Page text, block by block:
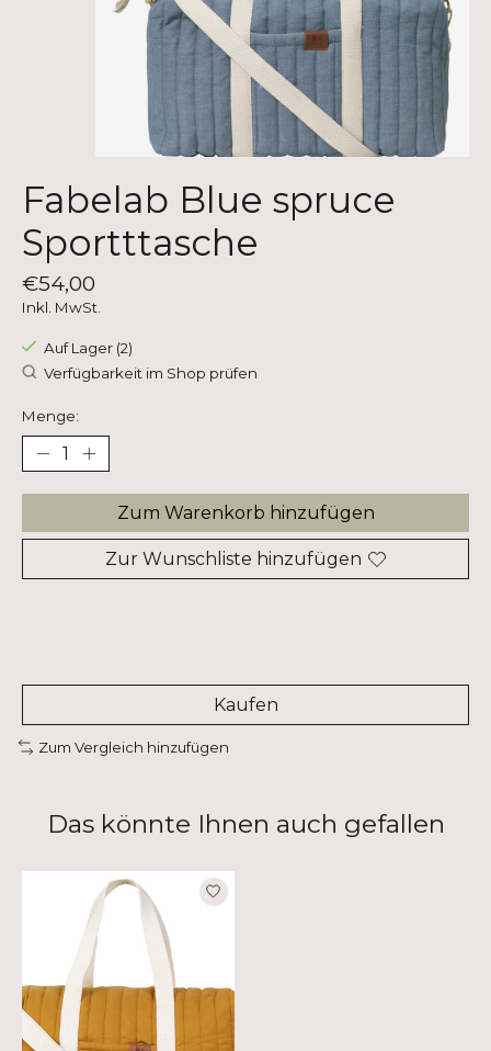
Fabelab Blue spruce
Sportttasche
€54,00
Inkl. MwSt.
Auf Lager (2)
Verfügbarkeit im Shop prüfen
Menge:
Zum Warenkorb hinzufügen
Zur Wunschliste hinzufügen
Kaufen
Zum Vergleich hinzufügen
Das könnte Ihnen auch gefallen
Produkt-Karussell-Artikel